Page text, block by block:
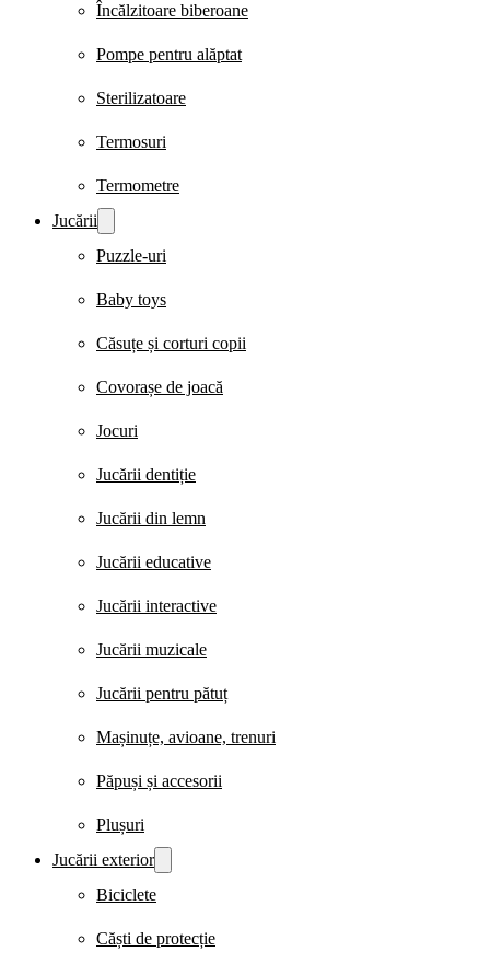
Încălzitoare biberoane
Pompe pentru alăptat
Sterilizatoare
Termosuri
Termometre
Jucării
Puzzle-uri
Baby toys
Căsuțe și corturi copii
Covorașe de joacă
Jocuri
Jucării dentiție
Jucării din lemn
Jucării educative
Jucării interactive
Jucării muzicale
Jucării pentru pătuț
Mașinuțe, avioane, trenuri
Păpuși și accesorii
Plușuri
Jucării exterior
Biciclete
Căști de protecție